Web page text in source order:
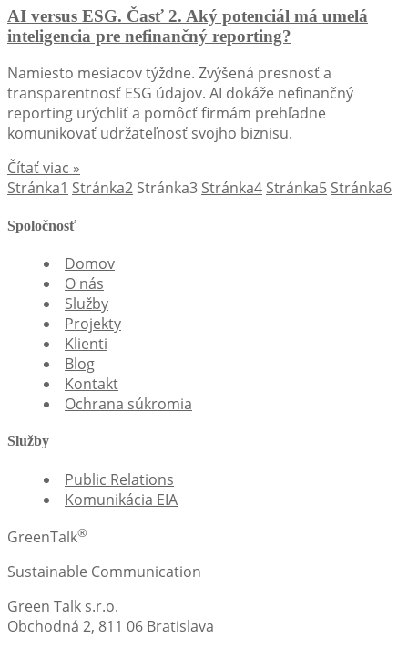
AI versus ESG. Časť 2. Aký potenciál má umelá
inteligencia pre nefinančný reporting?
Namiesto mesiacov týždne. Zvýšená presnosť a
transparentnosť ESG údajov. AI dokáže nefinančný
reporting urýchliť a pomôcť firmám prehľadne
komunikovať udržateľnosť svojho biznisu.
Čítať viac »
Stránka1 Stránka2 Stránka3 Stránka4 Stránka5 Stránka6
Spoločnosť
Domov
O nás
Služby
Projekty
Klienti
Blog
Kontakt
Ochrana súkromia
Služby
Public Relations
Komunikácia EIA
GreenTalk®
Sustainable Communication
Green Talk s.r.o.
Obchodná 2, 811 06 Bratislava